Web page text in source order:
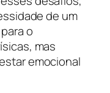
de um
o
mas
emocional